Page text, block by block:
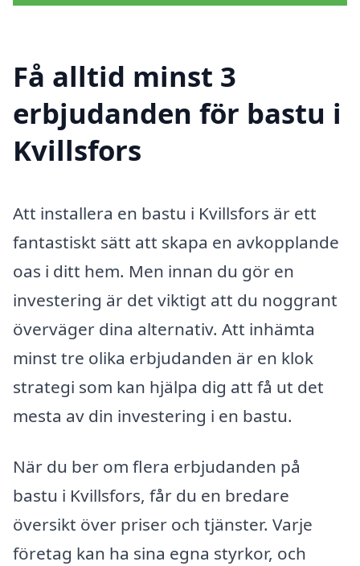
Få alltid minst 3
erbjudanden för bastu i
Kvillsfors
Att installera en bastu i Kvillsfors är ett
fantastiskt sätt att skapa en avkopplande
oas i ditt hem. Men innan du gör en
investering är det viktigt att du noggrant
överväger dina alternativ. Att inhämta
minst tre olika erbjudanden är en klok
strategi som kan hjälpa dig att få ut det
mesta av din investering i en bastu.
När du ber om flera erbjudanden på
bastu i Kvillsfors, får du en bredare
översikt över priser och tjänster. Varje
företag kan ha sina egna styrkor, och